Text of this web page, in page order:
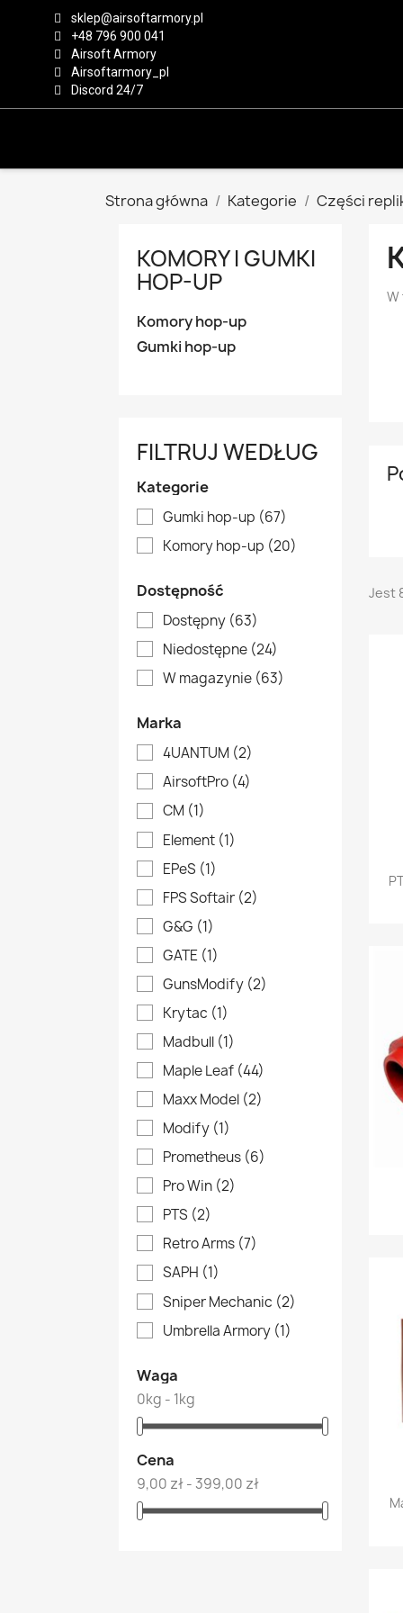
sklep@airsoftarmory.pl
+48 796 900 041
Airsoft Armory
Airsoftarmory_pl
Discord 24/7
Strona główna Kategorie Części
KOMORY I GUMKI
HOP-UP
Komory hop-up
Gumki hop-up
FILTRUJ WEDŁUG
Kategorie
Gumki hop-up (67)
Komory hop-up (20)
Dostępność
Dostępny (63)
Niedostępne (24)
W magazynie (63)
Marka
4UANTUM (2)
AirsoftPro (4)
CM (1)
Element (1)
EPeS (1)
FPS Softair (2)
G&G (1)
GATE (1)
GunsModify (2)
Krytac (1)
Madbull (1)
Maple Leaf (44)
Maxx Model (2)
Modify (1)
Prometheus (6)
Pro Win (2)
PTS (2)
Retro Arms (7)
SAPH (1)
Sniper Mechanic (2)
Umbrella Armory (1)
Waga
0kg - 1kg
Cena
9,00 zł - 399,00 zł
W
Jest